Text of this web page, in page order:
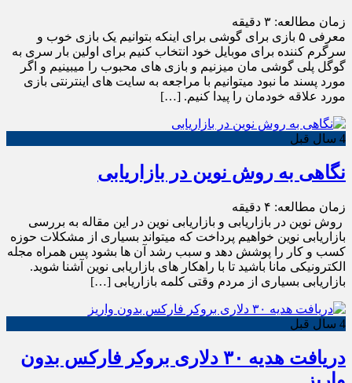
زمان مطالعه: ۳ دقیقه
معرفی ۵ بازی برای گوشی برای اینکه بتوانیم یک بازی خوب و
سرگرم کننده برای موبایل خود انتخاب کنیم برای اولین بار سری به
گوگل پلی گوشی مان میزنیم و بازی های محبوب را میبینیم و اگر
مورد پسند ما نبود میتوانیم با مراجعه به سایت های اینترنتی بازی
مورد علاقه خودمان را پیدا کنیم. […]
4 سال قبل
نگاهی به روش نوین در بازاریابی
زمان مطالعه: ۴ دقیقه
روش نوین در بازاریابی و بازاریابی نوین در این مقاله به بررسی
بازاریابی نوین خواهیم پرداخت که میتواند بسیاری از مشکلات حوزه
کسب و کار را پوشش دهد و سبب رشد آن ها بشود پس همراه مجله
الکترونیکی مانا باشید تا با راهکار های بازاریابی نوین آشنا شوید.
بازاریابی بسیاری از مردم وقتی کلمه بازاریابی […]
4 سال قبل
دریافت هدیه ۳۰ دلاری بروکر فارکس بدون